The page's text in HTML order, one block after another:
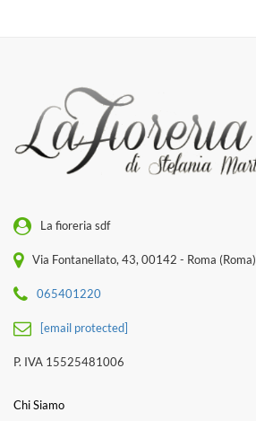
La fioreria sdf
Via Fontanellato, 43, 00142 - Roma (Roma)
065401220
[email protected]
P. IVA 15525481006
Chi Siamo